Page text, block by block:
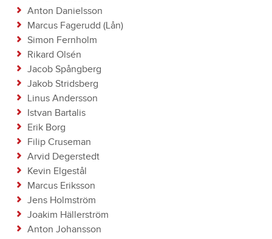
Anton Danielsson
Marcus Fagerudd (Lån)
Simon Fernholm
Rikard Olsén
Jacob Spångberg
Jakob Stridsberg
Linus Andersson
Istvan Bartalis
Erik Borg
Filip Cruseman
Arvid Degerstedt
Kevin Elgestål
Marcus Eriksson
Jens Holmström
Joakim Hällerström
Anton Johansson